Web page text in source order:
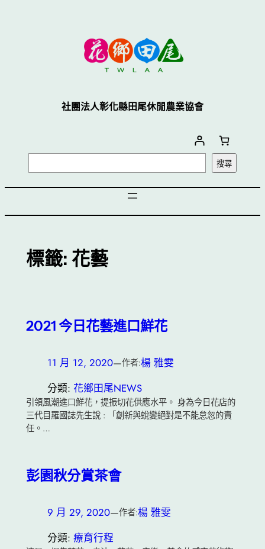
社團法人彰化縣田尾休閒農業協會
尋
搜尋
標籤: 花藝
2021 今日花藝進口鮮花
11 月 12, 2020—作者:楊 雅雯
分類: 花鄉田尾NEWS
引領風潮進口鮮花，提振切花供應水平。 身為今日花店的
三代目羅國誌先生說 : 「創新與蛻變絕對是不能怠忽的責
任。…
彭園秋分賞茶會
9 月 29, 2020—作者:楊 雅雯
分類: 療育行程